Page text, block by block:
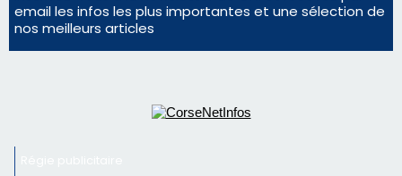
Nous contacter
© 2026 corsenetinfos